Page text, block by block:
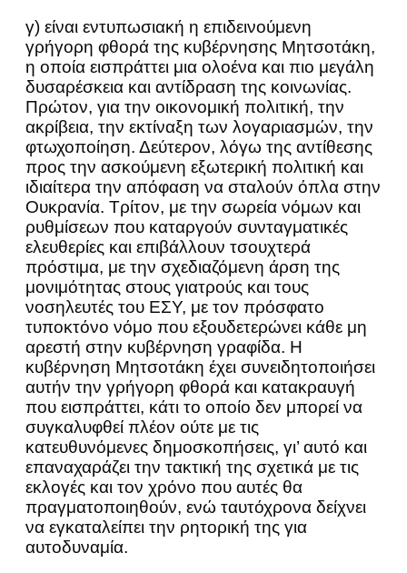
γ) είναι εντυπωσιακή η επιδεινούμενη
γρήγορη φθορά της κυβέρνησης Μητσοτάκη,
η οποία εισπράττει μια ολοένα και πιο μεγάλη
δυσαρέσκεια και αντίδραση της κοινωνίας.
Πρώτον, για την οικονομική πολιτική, την
ακρίβεια, την εκτίναξη των λογαριασμών, την
φτωχοποίηση. Δεύτερον, λόγω της αντίθεσης
προς την ασκούμενη εξωτερική πολιτική και
ιδιαίτερα την απόφαση να σταλούν όπλα στην
Ουκρανία. Τρίτον, με την σωρεία νόμων και
ρυθμίσεων που καταργούν συνταγματικές
ελευθερίες και επιβάλλουν τσουχτερά
πρόστιμα, με την σχεδιαζόμενη άρση της
μονιμότητας στους γιατρούς και τους
νοσηλευτές του ΕΣΥ, με τον πρόσφατο
τυποκτόνο νόμο που εξουδετερώνει κάθε μη
αρεστή στην κυβέρνηση γραφίδα. Η
κυβέρνηση Μητσοτάκη έχει συνειδητοποιήσει
αυτήν την γρήγορη φθορά και κατακραυγή
που εισπράττει, κάτι το οποίο δεν μπορεί να
συγκαλυφθεί πλέον ούτε με τις
κατευθυνόμενες δημοσκοπήσεις, γι’ αυτό και
επαναχαράζει την τακτική της σχετικά με τις
εκλογές και τον χρόνο που αυτές θα
πραγματοποιηθούν, ενώ ταυτόχρονα δείχνει
να εγκαταλείπει την ρητορική της για
αυτοδυναμία.